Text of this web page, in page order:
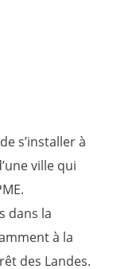
s’installer à
ville qui
dans la
à la
des Landes.